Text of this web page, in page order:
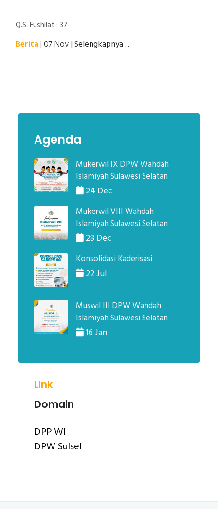
Q.S. Fushilat : 37
Berita| 07 Nov|Selengkapnya ...
Agenda
Mukerwil IX DPW Wahdah
Islamiyah Sulawesi Selatan
24 Dec
Mukerwil VIII Wahdah
Islamiyah Sulawesi Selatan
28 Dec
Konsolidasi Kaderisasi
22 Jul
Muswil III DPW Wahdah
Islamiyah Sulawesi Selatan
16 Jan
Link
Domain
DPP WI
DPW Sulsel